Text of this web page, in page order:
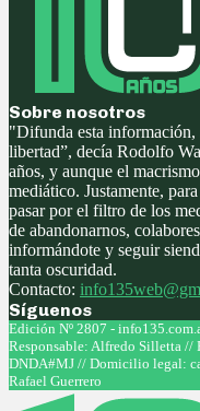
Sobre nosotros
"Difunda esta información,
libertad”, decía Rodolfo
años, y aunque el
mediático. Justamente,
pasar por el filtro de los
de abandonarnos,
informándote y seguir
tanta oscuridad.
Contacto:
Síguenos
Facebook
Twitter
Instagram
Youtube
Edición Nº 2807 -
Responsable: Alfredo Silletta //
DNDA#MJ // Domicilio legal:
Rafael Guerrero